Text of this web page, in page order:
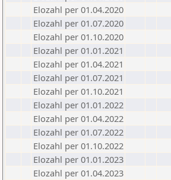
Elozahl per 01.04.2020
Elozahl per 01.07.2020
Elozahl per 01.10.2020
Elozahl per 01.01.2021
Elozahl per 01.04.2021
Elozahl per 01.07.2021
Elozahl per 01.10.2021
Elozahl per 01.01.2022
Elozahl per 01.04.2022
Elozahl per 01.07.2022
Elozahl per 01.10.2022
Elozahl per 01.01.2023
Elozahl per 01.04.2023